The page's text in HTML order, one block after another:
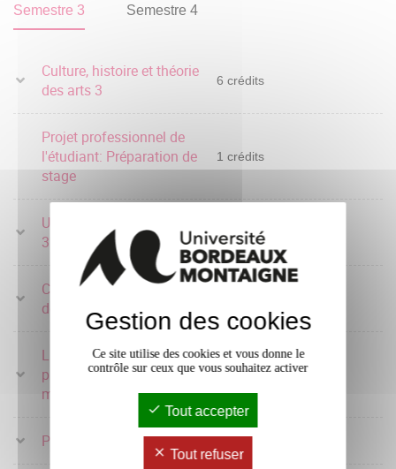
Semestre 3 Semestre 4
Culture, histoire et théorie
des arts 3
6 crédits
Projet professionnel de
l'étudiant: Préparation de
stage
1 crédits
UE Découverte Semestre
3
3 crédits
Culture, histoire et théorie
des arts 3
Langue vivante Monde
pro et autonomie en
milieu documentaire
6 crédits
Pratiques disciplinaires 9 crédits
Gestion des cookies
Ce site utilise des cookies et vous donne le
contrôle sur ceux que vous souhaitez activer
Tout accepter
Tout refuser